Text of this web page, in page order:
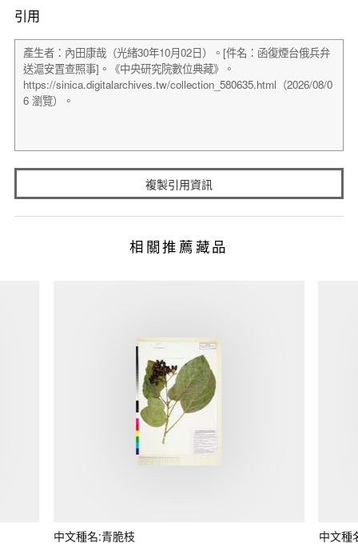
引用
複製引用資訊
相關推薦藏品
中文種名:青脆枝 中文種